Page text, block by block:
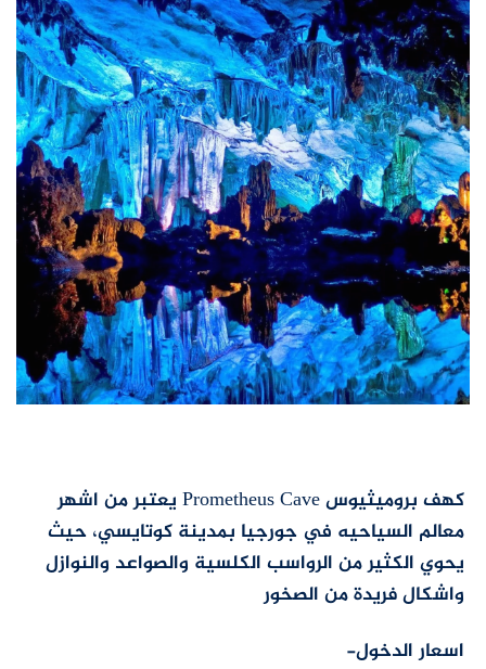
كهف بروميثيوس Prometheus Cave يعتبر من اشهر
معالم السياحيه في جورجيا بمدينة كوتايسي، حيث
يحوي الكثير من الرواسب الكلسية والصواعد والنوازل
واشكال فريدة من الصخور
اسعار الدخول-